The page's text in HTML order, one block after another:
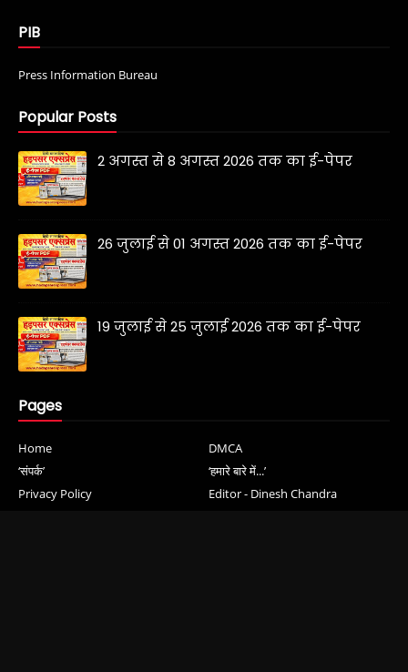
PIB
Press Information Bureau
Popular Posts
2 अगस्त से 8 अगस्त 2026 तक का ई-पेपर
26 जुलाई से 01 अगस्त 2026 तक का ई-पेपर
19 जुलाई से 25 जुलाई 2026 तक का ई-पेपर
Pages
Home
DMCA
‘संपर्क’
‘हमारे बारे में...’
Privacy Policy
Editor - Dinesh Chandra